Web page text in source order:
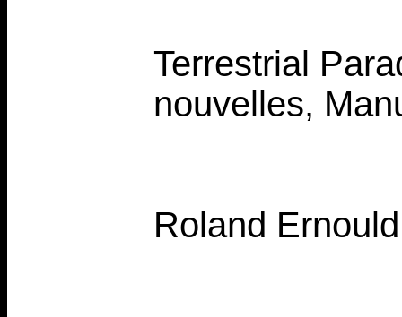
Terrestrial
nouvelles,
Roland Ernould